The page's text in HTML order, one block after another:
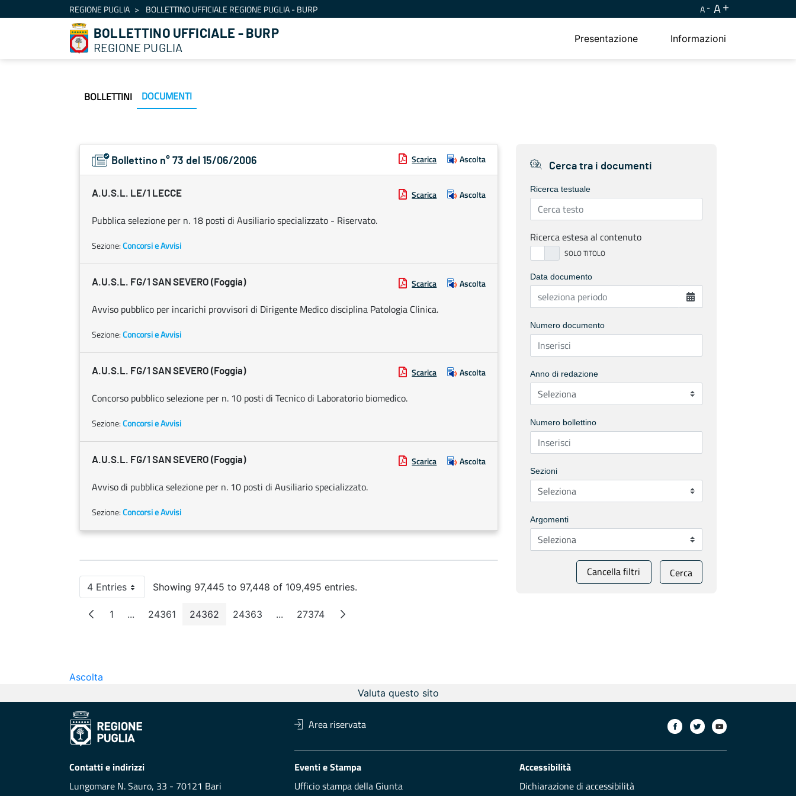
Skip to ContentREGIONE PUGLIA BOLLETTINO UFFICIALE REGIONE PUGLIA - BURP A A
BOLLETTINO UFFICIALE - BURP
REGIONE PUGLIA
Presentazione Informazioni
BOLLETTINI DOCUMENTI
Bollettino n° 73 del 15/06/2006 Scarica Ascolta
A.U.S.L. LE/1 LECCE Scarica Ascolta
Pubblica selezione per n. 18 posti di Ausiliario specializzato - Riservato.
Sezione:Concorsi e Avvisi
A.U.S.L. FG/1 SAN SEVERO (Foggia) Scarica Ascolta
Avviso pubblico per incarichi provvisori di Dirigente Medico disciplina Patologia Clinica.
Sezione:Concorsi e Avvisi
A.U.S.L. FG/1 SAN SEVERO (Foggia) Scarica Ascolta
Concorso pubblico selezione per n. 10 posti di Tecnico di Laboratorio biomedico.
Sezione:Concorsi e Avvisi
A.U.S.L. FG/1 SAN SEVERO (Foggia) Scarica Ascolta
Avviso di pubblica selezione per n. 10 posti di Ausiliario specializzato.
Sezione:Concorsi e Avvisi
4 EntriesPer PageShowing 97,445 to 97,448 of 109,495 entries.
Page
1 ...Intermediate Pages
Page
24361 Page
24362 Page
24363 ...Intermediate Pages
Page
27374
Cerca tra i documenti
Ricerca testuale
Ricerca estesa al contenuto
Data documento
Numero documento
Anno di redazione
Numero bollettino
Sezioni
Argomenti
Cancella filtri Cerca
Ascolta
Valuta questo sito
Area riservata
Contatti e indirizzi
Lungomare N. Sauro, 33 - 70121 Bari
Eventi e Stampa
Ufficio stampa della Giunta
Accessibilità
Dichiarazione di accessibilità